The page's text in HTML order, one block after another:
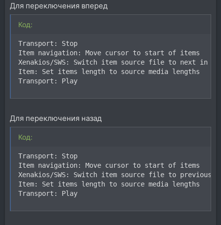
Для переключения вперед
Код:
Transport: Stop
Item navigation: Move cursor to start of items
Xenakios/SWS: Switch item source file to next in
Item: Set items length to source media lengths
Transport: Play
Для переключения назад
Код:
Transport: Stop
Item navigation: Move cursor to start of items
Xenakios/SWS: Switch item source file to previous
Item: Set items length to source media lengths
Transport: Play